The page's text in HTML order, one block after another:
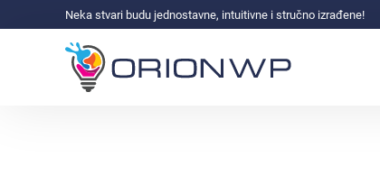
Neka stvari budu jednostavne, intuitivne i stručno izrađene!